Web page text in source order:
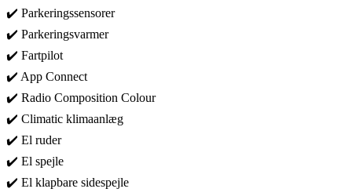
✔️ Parkeringssensorer
✔️ Parkeringsvarmer
✔️ Fartpilot
✔️ App Connect
✔️ Radio Composition Colour
✔️ Climatic klimaanlæg
✔️ El ruder
✔️ El spejle
✔️ El klapbare sidespejle